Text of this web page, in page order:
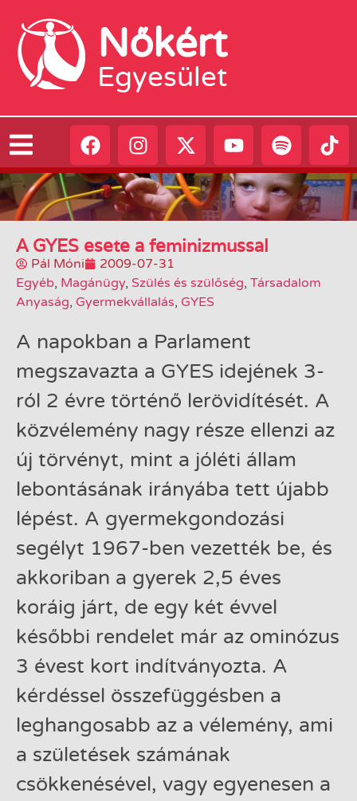
Nőkért
Egyesület
A GYES esete a feminizmussal
Pál Móni
2009-07-31
Egyéb, Magánügy, Szülés és szülőség, Társadalom
Anyaság, Gyermekvállalás, GYES
A napokban a Parlament
megszavazta a GYES idejének 3-
ról 2 évre történő lerövidítését. A
közvélemény nagy része ellenzi az
új törvényt, mint a jóléti állam
lebontásának irányába tett újabb
lépést. A gyermekgondozási
segélyt 1967-ben vezették be, és
akkoriban a gyerek 2,5 éves
koráig járt, de egy két évvel
későbbi rendelet már az ominózus
3 évest kort indítványozta. A
kérdéssel összefüggésben a
leghangosabb az a vélemény, ami
a születések számának
csökkenésével, vagy egyenesen a